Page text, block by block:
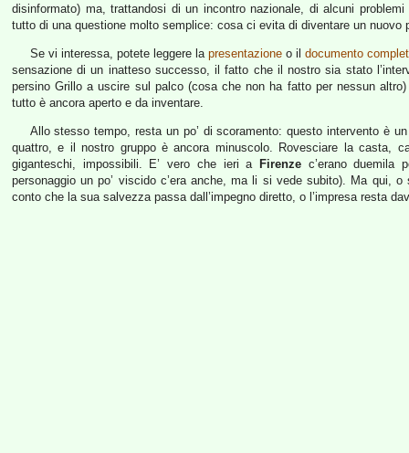
disinformato) ma, trattandosi di un incontro nazionale, di alcuni
tutto di una questione molto semplice: cosa ci evita di diventare un
Se vi interessa, potete leggere la presentazioneo ildocumento
sensazione di un inatteso successo, il fatto che il nostro sia stato
persino Grillo a uscire sul palco (cosa che non ha fatto per nessun
tutto è ancora aperto e da inventare.
Allo stesso tempo, resta un po’ di scoramento: questo intervento è
quattro, e il nostro gruppo è ancora minuscolo. Rovesciare la casta,
giganteschi, impossibili. E’ vero che ieri a Firenzec’erano duemila
personaggio un po’ viscido c’era anche, ma li si vede subito). Ma qui,
conto che la sua salvezza passa dall’impegno diretto, o l’impresa resta